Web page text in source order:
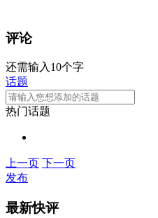
评论
还需输入10个字
话题
热门话题
上一页 下一页
发布
最新快评